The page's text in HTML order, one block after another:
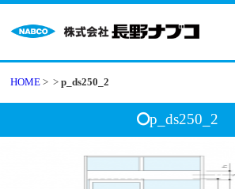
HOME > >p_ds250_2
p_ds250_2